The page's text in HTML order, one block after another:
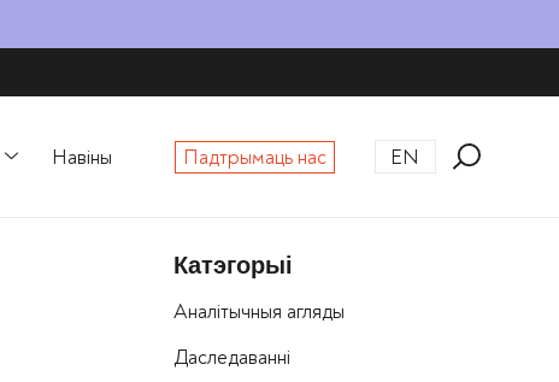
Навіны Падтрымаць нас EN
Катэгорыі
Аналітычныя агляды
Даследаванні